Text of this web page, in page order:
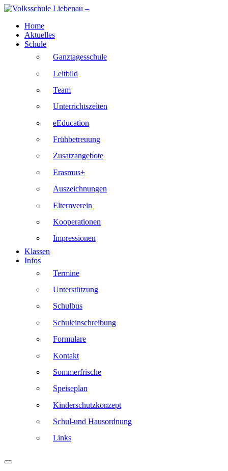
Skip
contentHome
Aktuelles
Schule
Ganztagesschule
Leitbild
Team
Unterrichtszeiten
eEducation
Frühbetreuung
Zusatzangebote
Erasmus+
Auszeichnungen
Elternverein
Kooperationen
Impressionen
Klassen
Infos
Termine
Unterstützung
Schulbus
Schuleinschreibung
Formulare
Kontakt
Sommerfrische
Speiseplan
Kinderschutzkonzept
Schul-und Hausordnung
Links